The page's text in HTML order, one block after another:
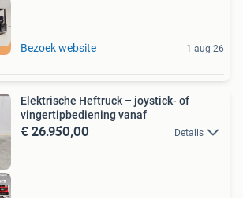
Bezoek website 1 aug 26
Elektrische Heftruck – joystick- of
vingertipbediening vanaf
€ 26.950,00 Details